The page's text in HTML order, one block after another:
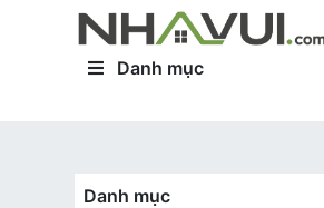
Danh mục
Danh mục